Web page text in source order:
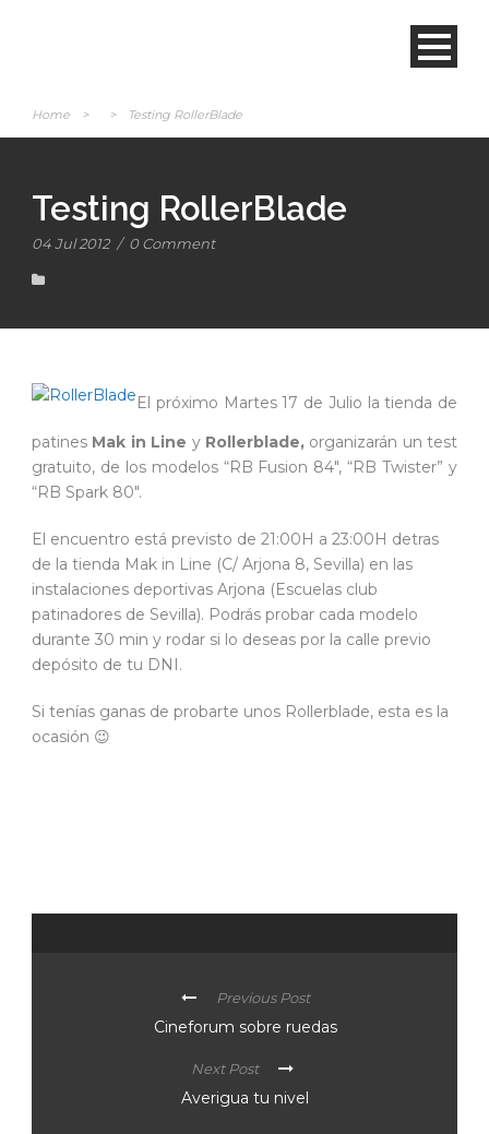
Home > > Testing RollerBlade
Testing RollerBlade
04 Jul 2012 / 0 Comment
El próximo Martes 17 de Julio la tienda de
patines Mak in Line y Rollerblade,organizarán un test
gratuito, de los modelos “RB Fusion 84″, “RB Twister” y
“RB Spark 80″.
El encuentro está previsto de 21:00H a 23:00H detras
de la tienda Mak in Line (C/ Arjona 8, Sevilla) en las
instalaciones deportivas Arjona (Escuelas club
patinadores de Sevilla). Podrás probar cada modelo
durante 30 min y rodar si lo deseas por la calle previo
depósito de tu DNI.
Si tenías ganas de probarte unos Rollerblade, esta es la
ocasión 😉
Previous Post
Cineforum sobre ruedas
Next Post
Averigua tu nivel